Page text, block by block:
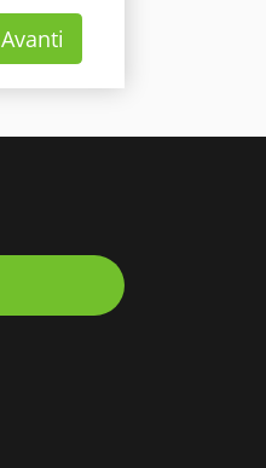
Avanti